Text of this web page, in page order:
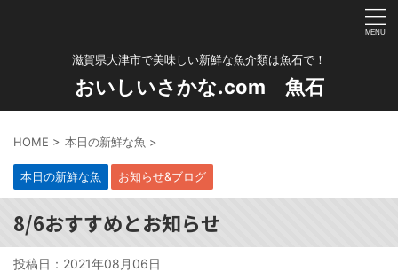
滋賀県大津市で美味しい新鮮な魚介類は魚石で！
おいしいさかな.com 魚石
HOME > 本日の新鮮な魚 >
本日の新鮮な魚 お知らせ&ブログ
8/6おすすめとお知らせ
投稿日： 2021年08月06日